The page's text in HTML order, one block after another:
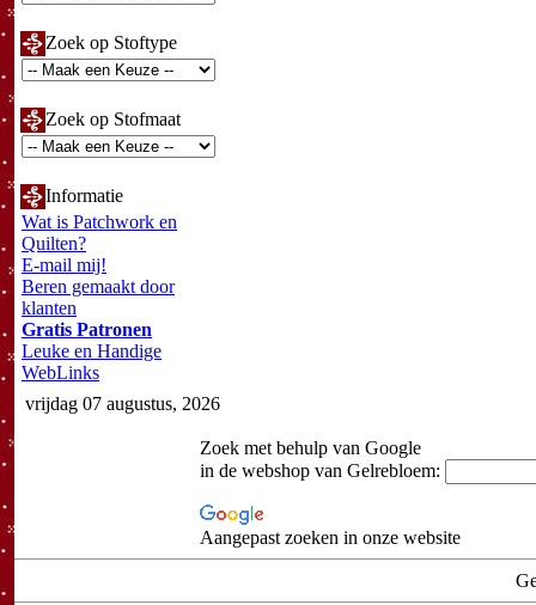
Zoek op Stoftype
Zoek op Stofmaat
Informatie
Wat is Patchwork en
Quilten?
E-mail mij!
Beren gemaakt door
klanten
Gratis Patronen
Leuke en Handige
WebLinks
vrijdag 07 augustus, 2026
Zoek met behulp van Google
in de webshop van Gelrebloem:
Aangepast zoeken in onze website